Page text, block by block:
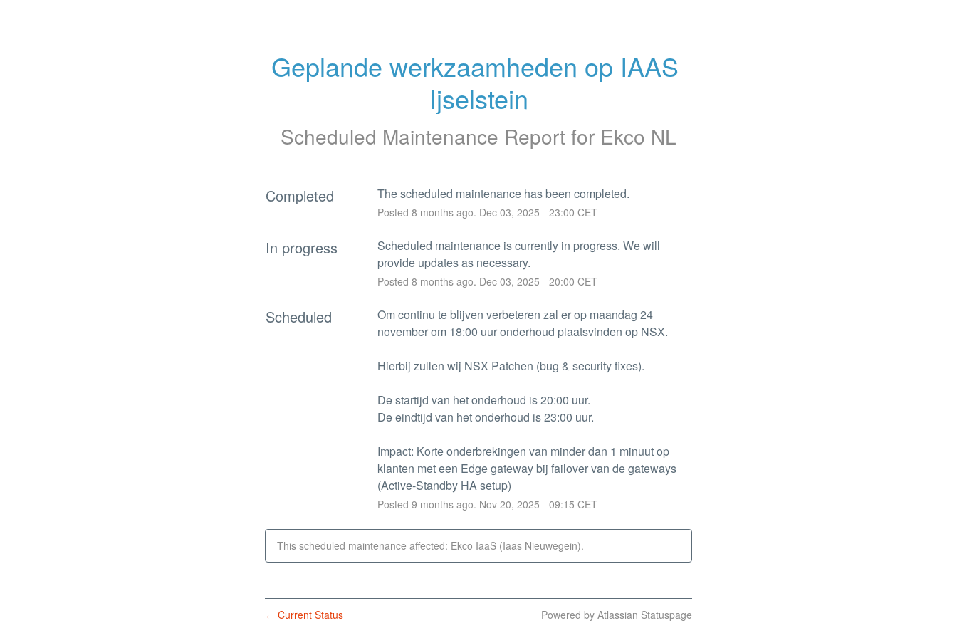
Geplande werkzaamheden op IAAS
Ijselstein
Scheduled Maintenance Report for Ekco NL
Completed The scheduled maintenance has been completed.
Posted 8 months ago. Dec 03, 2025 - 23:00 CET
In progress
Scheduled maintenance is currently in progress. We will
provide updates as necessary.
Posted 8 months ago. Dec 03, 2025 - 20:00 CET
Scheduled
Om continu te blijven verbeteren zal er op maandag 24
november om 18:00 uur onderhoud plaatsvinden op NSX.
Hierbij zullen wij NSX Patchen (bug & security fixes).
De startijd van het onderhoud is 20:00 uur.
De eindtijd van het onderhoud is 23:00 uur.
Impact: Korte onderbrekingen van minder dan 1 minuut op
klanten met een Edge gateway bij failover van de gateways
(Active-Standby HA setup)
Posted 9 months ago. Nov 20, 2025 - 09:15 CET
This scheduled maintenance affected: Ekco IaaS (Iaas Nieuwegein).
← Current Status Powered by Atlassian Statuspage